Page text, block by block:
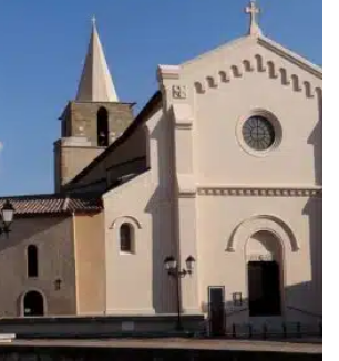
759.00€